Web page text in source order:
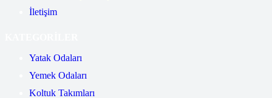
İletişim
Yatak Odaları
Yemek Odaları
Koltuk Takımları